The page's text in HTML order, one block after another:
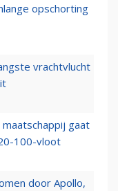
opschorting
vrachtvlucht
maatschappij gaat
100-vloot
door Apollo,